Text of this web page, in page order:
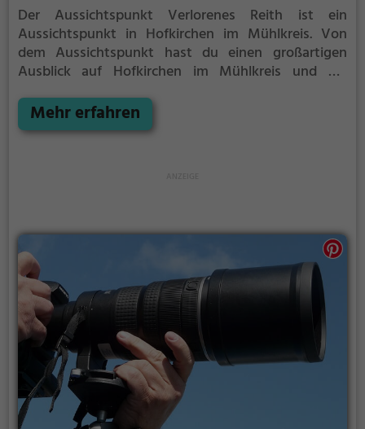
Der Aussichtspunkt Verlorenes Reith ist ein
Aussichtspunkt in Hofkirchen im Mühlkreis. Von
dem Aussichtspunkt hast du einen großartigen
Ausblick auf Hofkirchen im Mühlkreis und die
Verlorenes Reith ein schönes Ausflugsziel für
Familienausflüge, Wanderungen oder zum
Mehr erfahren